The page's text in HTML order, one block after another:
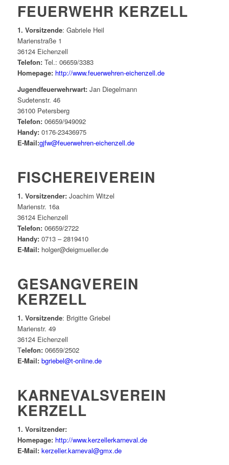
FEUERWEHR KERZELL
1. Vorsitzende: Gabriele Heil
Marienstraße 1
36124 Eichenzell
Telefon:Tel.: 06659/3383
Homepage: http://www.feuerwehren-eichenzell.de
Jugendfeuerwehrwart:Jan Diegelmann
Sudetenstr. 46
36100 Petersberg
Telefon:06659/949092
Handy:0176-23436975
E-Mail:gjfw@feuerwehren-eichenzell.de
FISCHEREIVEREIN
1. Vorsitzender:Joachim Witzel
Marienstr. 16a
36124 Eichenzell
Telefon:06659/2722
Handy:0713 – 2819410
E-Mail:holger@deigmueller.de
GESANGVEREIN
KERZELL
1. Vorsitzende: Brigitte Griebel
Marienstr. 49
36124 Eichenzell
Telefon:06659/2502
E-Mail: bgriebel@t-online.de
KARNEVALSVEREIN
KERZELL
1. Vorsitzender:
Homepage:http://www.kerzellerkarneval.de
E-Mail:kerzeller.karneval@gmx.de